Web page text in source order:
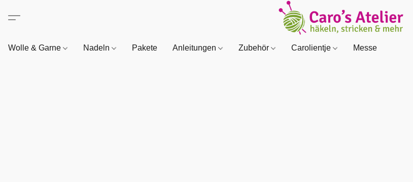
Wolle & Garne Nadeln Pakete Anleitungen Zubehör Carolientje Messe